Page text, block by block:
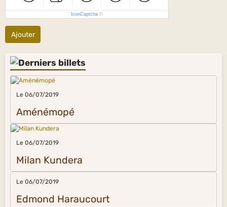
IconCaptcha ©
Ajouter
Le 06/07/2019
Aménémopé
Le 06/07/2019
Milan Kundera
Le 06/07/2019
Edmond Haraucourt